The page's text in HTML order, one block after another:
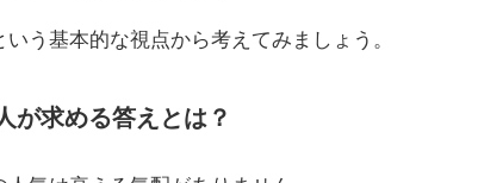
う基本的な視点から考えてみましょう。
が求める答えとは？